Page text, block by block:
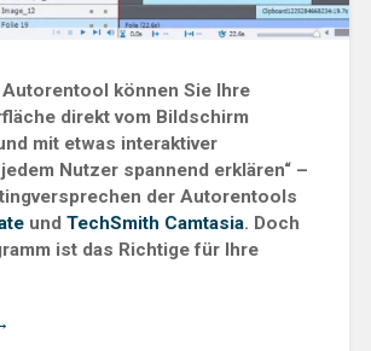
Autorentool können Sie Ihre
direkt vom Bildschirm
mit etwas interaktiver
Nutzer spannend erklären“ –
der Autorentools
und TechSmith Camtasia. Doch
ist das Richtige für Ihre